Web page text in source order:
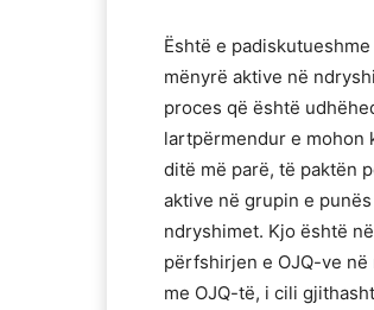
Është e
mënyrë aktive në
proces që është
lartpërmendur e mohon
ditë më parë, të paktën
aktive në grupin e
ndryshimet. Kjo është
përfshirjen e OJQ-ve
me OJQ-të, i cili